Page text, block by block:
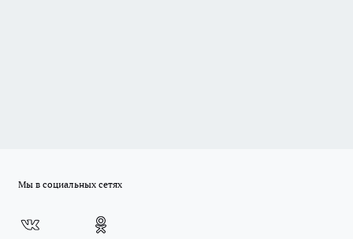
Мы в социальных сетях